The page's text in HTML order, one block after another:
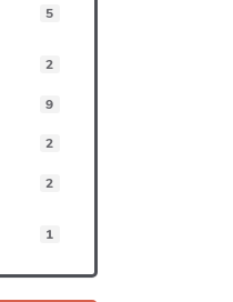
5
2
9
2
2
1